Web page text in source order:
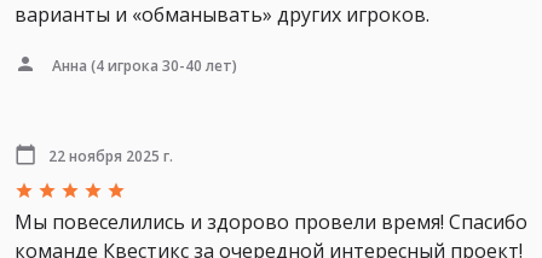
варианты и «обманывать» других игроков.
Анна (4 игрока 30-40 лет)
22 ноября 2025 г.
Мы повеселились и здорово провели время! Спасибо
команде Квестикс за очередной интересный проект!